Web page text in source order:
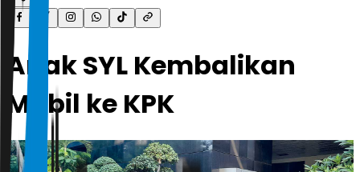
Anak SYL Kembalikan
Mobil ke KPK